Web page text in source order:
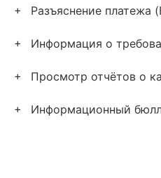
Разъяснение платежа
Информация о
Просмотр отчётов о
Информационный